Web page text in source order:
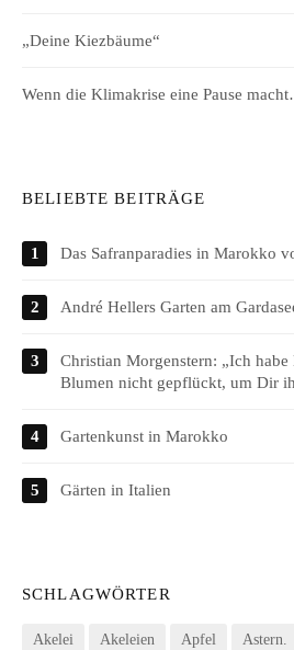
„Deine Kiezbäume“
Wenn die Klimakrise eine Pause
BELIEBTE BEITRÄGE
Das Safranparadies in Marokko
André Hellers Garten am
Christian Morgenstern: „Ich
Blumen nicht gepflückt, um Dir
Gartenkunst in Marokko
Gärten in Italien
SCHLAGWÖRTER
Akelei Akeleien Apfel Astern.